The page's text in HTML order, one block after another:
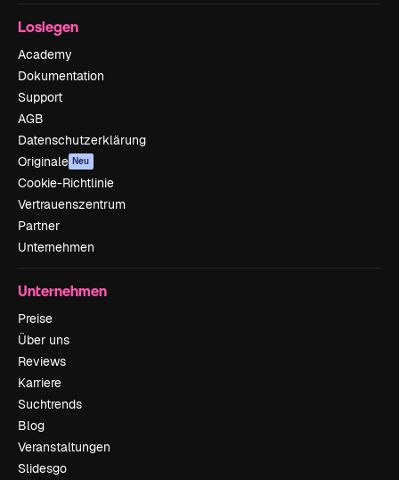
Loslegen
Academy
Dokumentation
Support
AGB
Datenschutzerklärung
Originale Neu
Cookie-Richtlinie
Vertrauenszentrum
Partner
Unternehmen
Unternehmen
Preise
Über uns
Reviews
Karriere
Suchtrends
Blog
Veranstaltungen
Slidesgo